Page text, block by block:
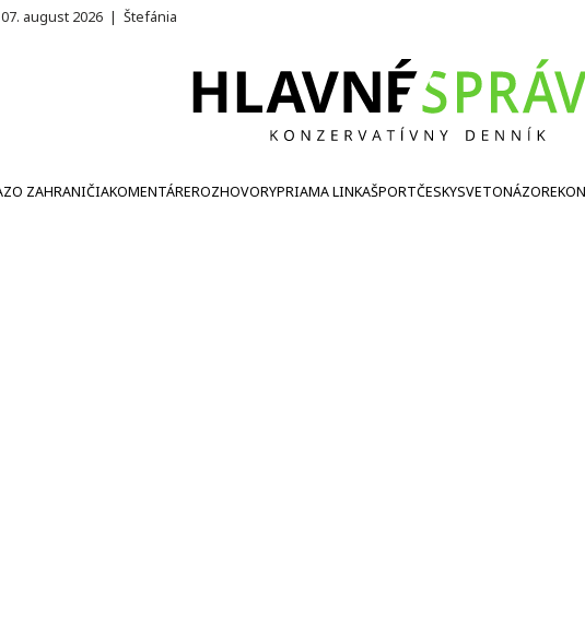
07. august 2026 | Štefánia
ZO ZAHRANIČIAKOMENTÁREROZHOVORYPRIAMA LINKAŠPORTČESKYSVETONÁZOR